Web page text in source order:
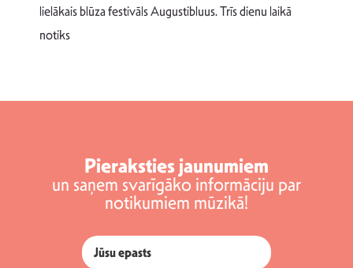
lielākais blūza festivāls Augustibluus. Trīs dienu laikā
notiks
Pieraksties jaunumiem
un saņem svarīgāko informāciju par
notikumiem mūzikā!